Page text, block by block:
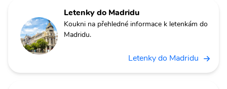
Letenky do Madridu
Koukni na přehledné informace k letenkám do
Madridu.
Letenky do Madridu